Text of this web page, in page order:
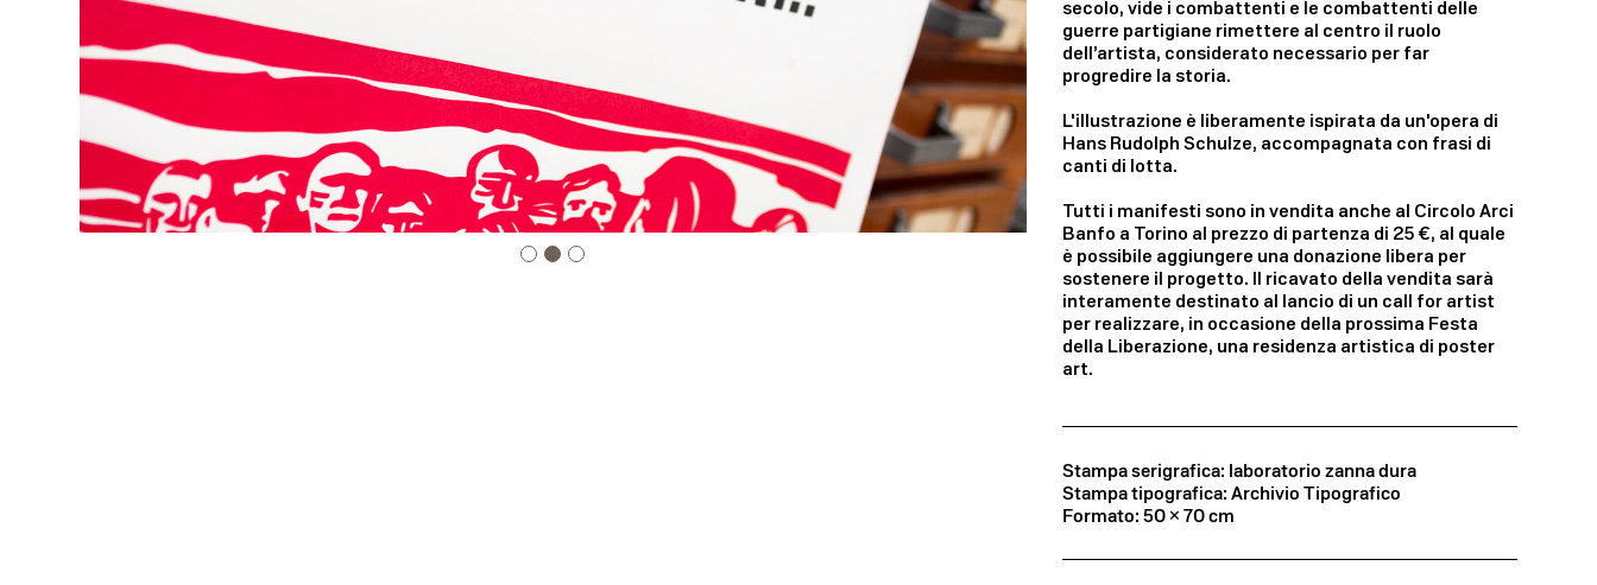
secolo, vide i combattenti e le combattenti delle
guerre partigiane rimettere al centro il ruolo
dell’artista, considerato necessario per far
progredire la storia.
L'illustrazione è liberamente ispirata da un'opera di
Hans Rudolph Schulze, accompagnata con frasi di
canti di lotta.
Tutti i manifesti sono in vendita anche al Circolo Arci
Banfo a Torino al prezzo di partenza di 25 €, al quale
è possibile aggiungere una donazione libera per
sostenere il progetto. Il ricavato della vendita sarà
interamente destinato al lancio di un call for artist
per realizzare, in occasione della prossima Festa
della Liberazione, una residenza artistica di poster
art.
Stampa serigrafica: laboratorio zanna dura
Stampa tipografica: Archivio Tipografico
Formato: 50 × 70 cm